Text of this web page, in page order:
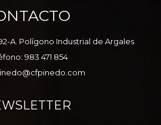
A. Polígono Industrial de Argales
983 471 854